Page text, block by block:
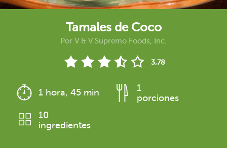
Tamales de Coco
Por V & V Supremo Foods, Inc.
3,78
1 hora, 45 min
1
porciones
10
ingredientes